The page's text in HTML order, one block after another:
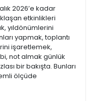
2026’e kadar
etkinlikleri
yıldönümlerini
yapmak, toplantı
işaretlemek,
not almak günlük
bir bakışta. Bunları
ölçüde